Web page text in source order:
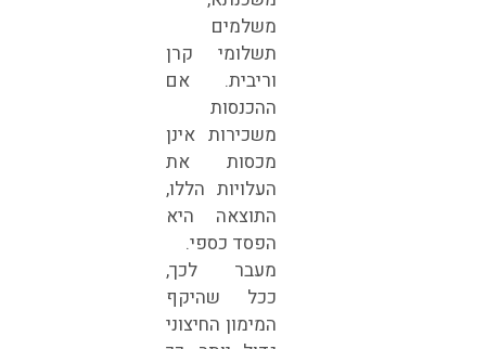
משלמים
תשלומי קרן
וריבית. אם
ההכנסות
משכירות אינן
מכסות את
העלויות הללו,
התוצאה היא
הפסד כספי.
מעבר לכך,
ככל שהיקף
המימון החיצוני